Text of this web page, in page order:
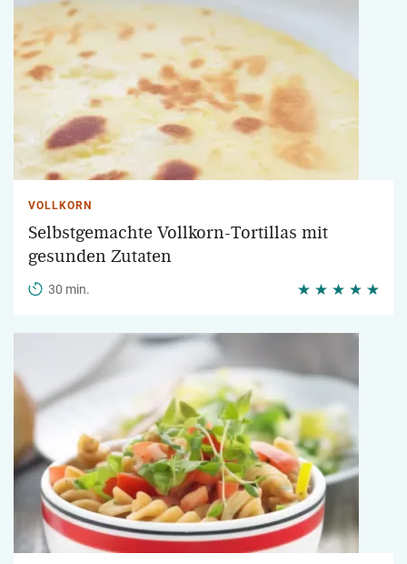
VOLLKORN
Selbstgemachte Vollkorn-Tortillas mit
gesunden Zutaten
30 min.